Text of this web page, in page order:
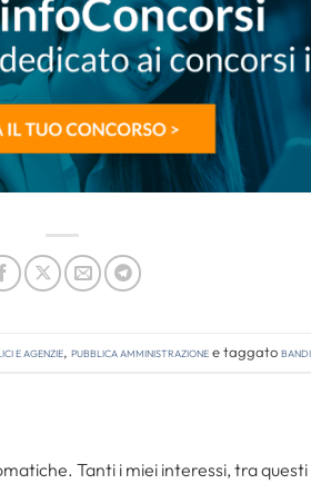
e agenzie, Pubblica amministrazionee taggato
Tanti i miei interessi, tra